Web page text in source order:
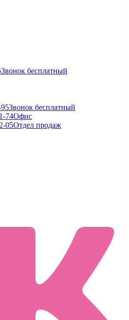
Звонок бесплатный
Звонок бесплатный
74Офис
05Отдел продаж